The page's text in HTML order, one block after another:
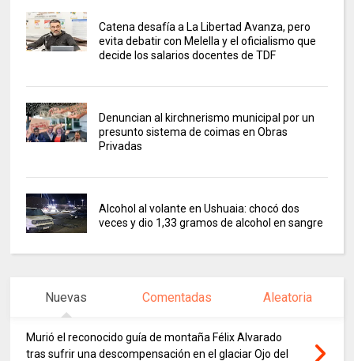
Catena desafía a La Libertad Avanza, pero
evita debatir con Melella y el oficialismo que
decide los salarios docentes de TDF
Denuncian al kirchnerismo municipal por un
presunto sistema de coimas en Obras
Privadas
Alcohol al volante en Ushuaia: chocó dos
veces y dio 1,33 gramos de alcohol en sangre
Nuevas Comentadas Aleatoria
Murió el reconocido guía de montaña Félix Alvarado
tras sufrir una descompensación en el glaciar Ojo del